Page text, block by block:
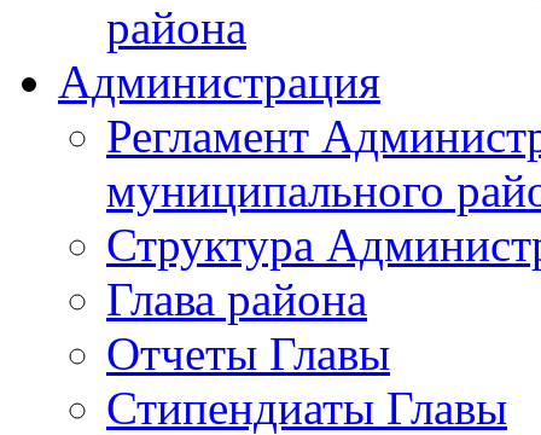
района
Администрация
Регламент
муниципального
Структура
Глава района
Отчеты Главы
Стипендиаты Главы